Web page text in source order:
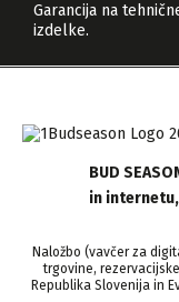
Garancija na
izdelke.
BUD
in
Naložbo (vavčer za
trgovine,
Republika Slovenija in